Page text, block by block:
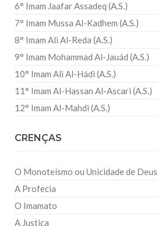
6° Imam Jaafar Assadeq (A.S.)
7° Imam Mussa Al-Kadhem (A.S.)
8° Imam Ali Al-Reda (A.S.)
9° Imam Mohammad Al-Jauád (A.S.)
10° Imam Ali Al-Hádi (A.S.)
11° Imam Al-Hassan Al-Ascari (A.S.)
12° Imam Al-Mahdi (A.S.)
CRENÇAS
O Monoteísmo ou Unicidade de Deus
A Profecia
O Imamato
A Justiça